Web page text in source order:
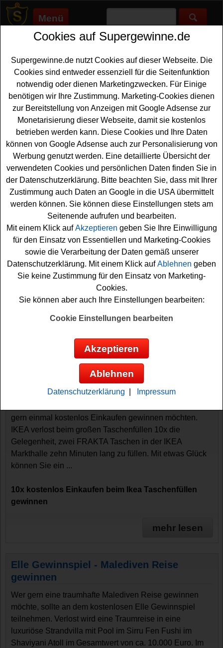
Menü
Supergewinne.de>Gewinnspiele>2025-12-01
Gewinnspiel 01.12.2025
Gewinnspiel mit Einsendeschluss 01.12.2025. Jetzt
mitmachen und tolle Preise gewinnen. ✅ Online
Gewinnspiele mit Ende 01.12.2025 finden Sie hier.
Gewinnspiele, die am 01.12.2025 enden
Anzeige:
Gewinnspiele sortieren nach:
▲ ▼
IKEA Gewinnspiel - kostenlos Einkaufen
gewinnen
gern einmal kostenlos Einkaufen gewinnen möchten.
IKEA verlost beim großen Taschenfüllen 10x die
Gelegenheit, zwei FRAKTA Taschen in der IKEA
Markthalle zehn Minuten lang zu füllen. Mit etwas Glück
können Sie ein ...
10x kostenlos Einkaufen beim Ikea Taschenfüllen
gewinnen
mehr lesen
Elle Gewinnspiel - Malediven Reise
gewinnen
Wer gern eine traumhafte Malediven Reise gewinnen
möchte, sollte an dem kostenlosen Elle Gewinnspiel
teilnehmen. Verlost wird eine Traumreise in eine
luxuriöse Strandvilla mit Pool im Sirru Fen Fushi im
Shaviyani Atoll im Gesamtwert von ca. 10.000 Euro. Im
Cookies auf Supergewinne.de
Supergewinne.de nutzt Cookies auf dieser Webseite. Die
Cookies sind entweder essenziell für die Seitenfunktion
notwendig oder dienen Marketingzwecken. Für Einige
benötigen wir Ihre Zustimmung. Marketing-Cookies dienen
zur Bereitstellung von Anzeigen mit Google Adsense zur
Monetarisierung dieser Webseite, damit sie kostenlos
betrieben werden kann. Diese Cookies und Ihre Daten
können von Google Adsense auch zur Personalisierung von
Werbung genutzt werden. Eine detaillierte Übersicht der
verwendeten Cookies und persönlichen Daten finden Sie in
der Datenschutzerklärung. Bitte beachten Sie, dass mit Ihrer
Zustimmung auch Daten an Google in die USA übermittelt
werden können. Sie können diese Einstellungen stets am
Seitenende aufrufen und bearbeiten.
Mit einem Klick aufAkzeptieren geben Sie Ihre Einwilligung
für den Einsatz von Essentiellen und Marketing-Cookies
sowie die Verarbeitung der Daten gemäß unserer
Datenschutzerklärung. Mit einem Klick aufAblehnen geben
Sie keine Zustimmung für den Einsatz von Marketing-
Cookies.
Sie können aber auch Ihre Einstellungen bearbeiten:
Cookie Einstellungen bearbeiten
Akzeptieren
Ablehnen
Datenschutzerklärung Impressum